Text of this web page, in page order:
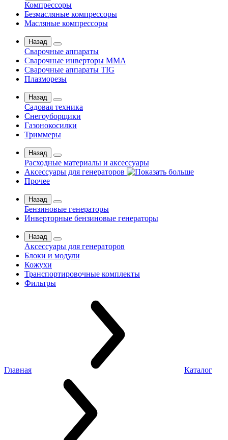
Компрессоры
Безмасляные компрессоры
Масляные компрессоры
Назад
Сварочные аппараты
Сварочные инверторы MMA
Сварочные аппараты TIG
Плазморезы
Назад
Садовая техника
Снегоуборщики
Газонокосилки
Триммеры
Назад
Расходные материалы и аксессуары
Аксессуары для генераторов
Прочее
Назад
Бензиновые генераторы
Инверторные бензиновые генераторы
Назад
Аксессуары для генераторов
Блоки и модули
Кожухи
Транспортировочные комплекты
Фильтры
Главная Каталог